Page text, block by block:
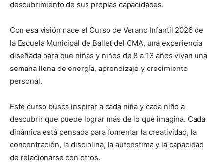
descubrimiento de sus propias capacidades.
Con esa visión nace el Curso de Verano Infantil 2026 de
la Escuela Municipal de Ballet del CMA, una experiencia
diseñada para que niñas y niños de 8 a 13 años vivan una
semana llena de energía, aprendizaje y crecimiento
personal.
Este curso busca inspirar a cada niña y cada niño a
descubrir que puede lograr más de lo que imagina. Cada
dinámica está pensada para fomentar la creatividad, la
concentración, la disciplina, la autoestima y la capacidad
de relacionarse con otros.